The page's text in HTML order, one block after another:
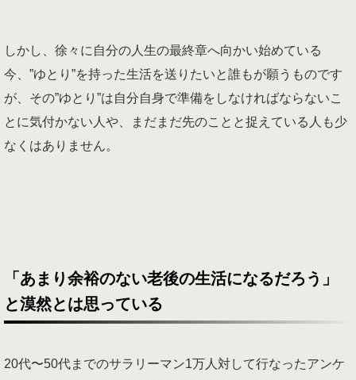
しかし、徐々に自分の人生の最終章へ向かい始めている
今、”ゆとり”を持った生活を送りたいと誰もが願うものです
が、その”ゆとり”は自分自身で準備をしなければならないこ
とに気付かない人や、まだまだ先のことと捉えている人も少
なくはありません。
「あまり余裕のない老後の生活になるだろう」
と漠然とは思っている
20代〜50代までのサラリーマン1万人対して行なったアンケ